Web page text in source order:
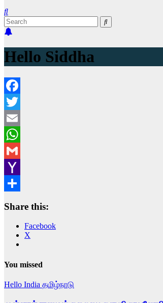
Hello Siddha
Facebook
Twitter
Email
WhatsApp
Gmail
Yahoo
Share this:
Facebook
X
You missed
Hello India தமிழ்நாடு